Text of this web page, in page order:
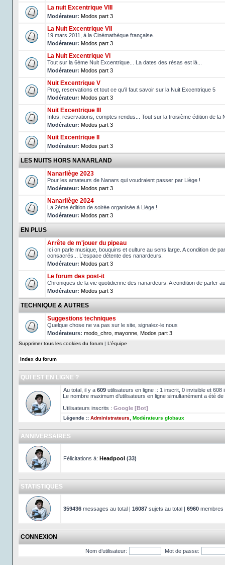
La nuit Excentrique VIII
Modérateur: Modos part 3
La Nuit Excentrique VII
19 mars 2011, à la Cinémathèque française.
Modérateur: Modos part 3
La Nuit Excentrique VI
Tout sur la 6ème Nuit Excentrique... La dates des résas est là...
Modérateur: Modos part 3
Nuit Excentrique V
Prog, reservations et tout ce qu'il faut savoir sur la Nuit Excentrique 5
Modérateur: Modos part 3
Nuit Excentrique III
Infos, reservations, comptes rendus... Tout sur la troisième édition de la
Modérateur: Modos part 3
Nuit Excentrique II
Modérateur: Modos part 3
LES NUITS HORS NANARLAND
Nanarliège 2023
Pour les amateurs de Nanars qui voudraient passer par Liège !
Modérateur: Modos part 3
Nanarliège 2024
La 2ème édition de soirée organisée à Liège !
Modérateur: Modos part 3
EN PLUS
Arrête de m'jouer du pipeau
Ici on parle musique, bouquins et culture au sens large. A condition de
consacrés... L'espace détente des nanardeurs.
Modérateur: Modos part 3
Le forum des post-it
Chroniques de la vie quotidienne des nanardeurs. A condition de parler
Modérateur: Modos part 3
TECHNIQUE & AUTRES
Suggestions techniques
Quelque chose ne va pas sur le site, signalez-le nous
Modérateurs: modo_chro mayonne Modos part 3
Supprimer tous les cookies du forum | L’équipe
Index du forum
QUI EST EN LIGNE ?
Au total, il y a 609 utilisateurs en ligne :: 1 inscrit, 0 invisible et
Le nombre maximum d’utilisateurs en ligne simultanément a été de
Utilisateurs inscrits : Google [Bot]
Légende :: Administrateurs Modérateurs globaux
ANNIVERSAIRES
Félicitations à: Headpool (33)
STATISTIQUES
359436 messages au total | 16087 sujets au total | 6960 membres
CONNEXION
Nom d’utilisateur: Mot de passe: